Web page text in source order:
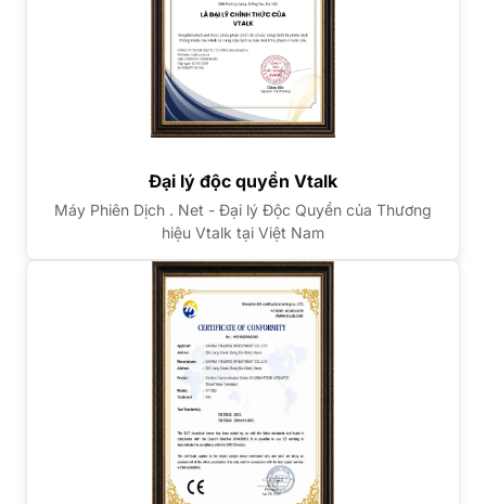
Đại lý độc quyền Vtalk
Máy Phiên Dịch . Net - Đại lý Độc Quyền của Thương
hiệu Vtalk tại Việt Nam